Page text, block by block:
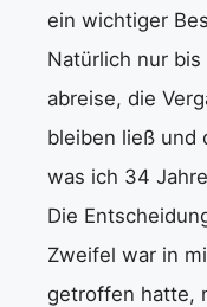
ein wichtiger
Natürlich nur
abreise, die
bleiben ließ und
was ich 34
Die
Zweifel war in
getroffen hatte,